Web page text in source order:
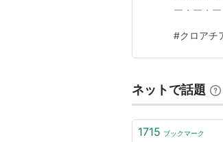
ー・ー・
モ.) ⇔「
#クロアチ
ネットで話題
1715 ブックマーク